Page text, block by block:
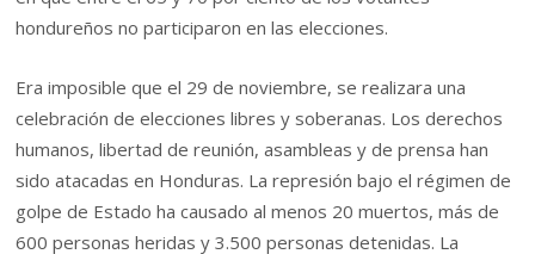
hondureños no participaron en las elecciones.
Era imposible que el 29 de noviembre, se realizara una
celebración de elecciones libres y soberanas. Los derechos
humanos, libertad de reunión, asambleas y de prensa han
sido atacadas en Honduras. La represión bajo el régimen de
golpe de Estado ha causado al menos 20 muertos, más de
600 personas heridas y 3.500 personas detenidas. La